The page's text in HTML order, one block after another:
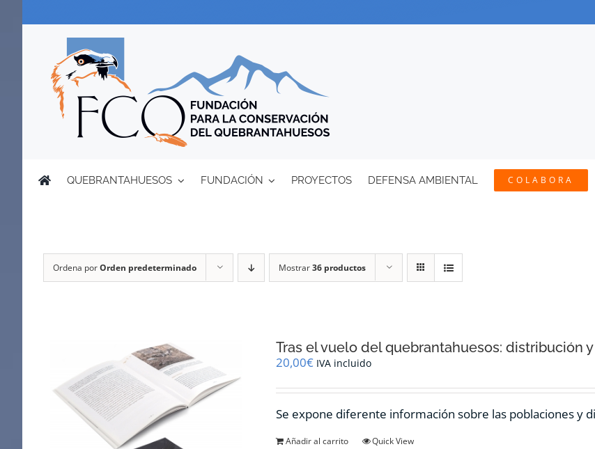
QUEBRANTAHUESOS FUNDACIÓN PROYECTOS DEFENSA AMBIENTAL COLABORA
Ordena porOrden predeterminado Mostrar36 productos
Tras el vuelo del quebrantahuesos: distribución
20,00€ IVA incluido
Se expone diferente información sobre las poblaciones y
Añadir al carrito Quick View